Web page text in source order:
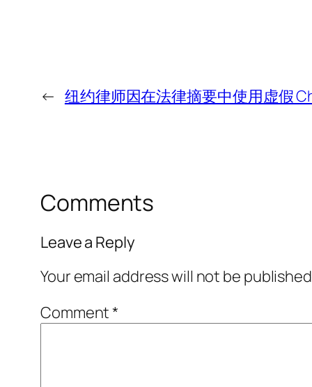
← 纽约律师因在法律摘要中使用虚假
Comments
Leave a Reply
Your email address will not be
Comment*